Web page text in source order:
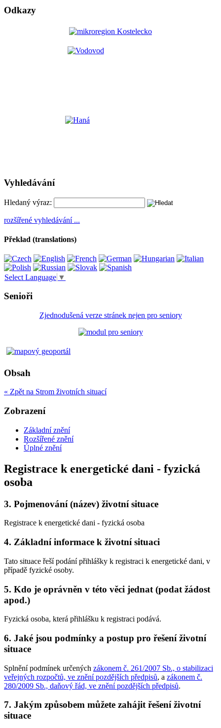
Odkazy
Vyhledávání
Hledaný výraz:
rozšířené vyhledávání ...
Překlad (translations)
Select Language ▼
Senioři
Zjednodušená verze stránek nejen pro seniory
Obsah
« Zpět na Strom životních situací
Zobrazení
Základní znění
Rozšířené znění
Úplné znění
Registrace k energetické dani - fyzická
osoba
3. Pojmenování (název) životní situace
Registrace k energetické dani - fyzická osoba
4. Základní informace k životní situaci
Tato situace řeší podání přihlášky k registraci k energetické dani, v
případě fyzické osoby.
5. Kdo je oprávněn v této věci jednat (podat žádost
apod.)
Fyzická osoba, která přihlášku k registraci podává.
6. Jaké jsou podmínky a postup pro řešení životní
situace
Splnění podmínek určených zákonem č. 261/2007 Sb., o stabilizaci
veřejných rozpočtů, ve znění pozdějších předpisů, a zákonem č.
280/2009 Sb., daňový řád, ve znění pozdějších předpisů.
7. Jakým způsobem můžete zahájit řešení životní
situace